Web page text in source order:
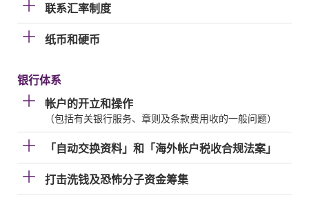
联系汇率制度
纸币和硬币
银行体系
帐户的开立和操作
（包括有关银行服务、章则及条款费用收的一般问题）
「自动交换资料」和「海外帐户税收合规法案」
打击洗钱及恐怖分子资金筹集